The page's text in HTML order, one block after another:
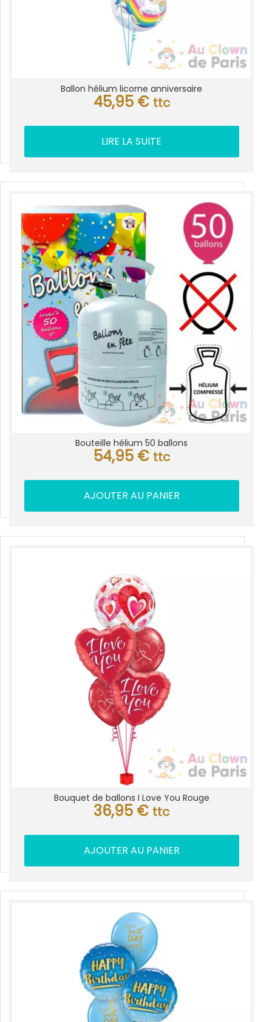
Ballon hélium licorne anniversaire
45,95 € ttc
LIRE LA SUITE
Bouteille hélium 50 ballons
54,95 € ttc
AJOUTER AU PANIER
Bouquet de ballons I Love You Rouge
36,95 € ttc
AJOUTER AU PANIER